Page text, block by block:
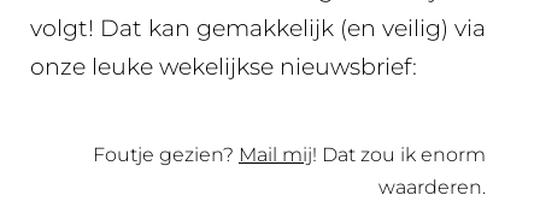
volgt! Dat kan gemakkelijk (en veilig) via
onze leuke wekelijkse nieuwsbrief:
Foutje gezien? Mail mij! Dat zou ik enorm
waarderen.